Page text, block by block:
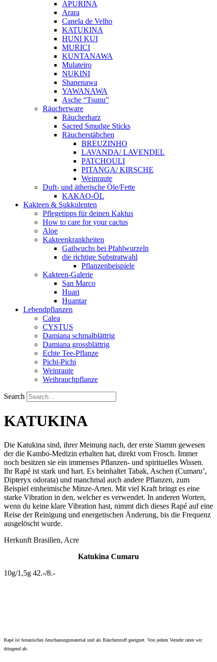
APURINA
Arara
Canela de Velho
KATUKINA
HUNI KUI
MURICI
KUNTANAWA
Mulateiro
NUKINI
Shanenawa
YAWANAWA
Asche “Tsunu”
Räucherware
Räucherharz
Sacred Smudge Sticks
Räucherstäbchen
BREUZINHO
LAVANDA/ LAVENDEL
PATCHOULI
PITANGA/ KIRSCHE
Weinraute
Duft- und ätherische Öle/Fette
KAKAO-ÖL
Kakteen & Sukkulenten
Pflegetipps für deinen Kaktus
How to care for your cactus
Aloe
Kakteenkrankheiten
Gailwuchs bei Pfahlwurzeln
die richtige Substratwahl
Pflanzenbeispiele
Kakteen-Galerie
San Marco
Huari
Huantar
Lebendpflanzen
Calea
CYSTUS
Damiana schmalblättrig
Damiana grossblättrig
Echte Tee-Pflanze
Pichi-Pichi
Weinraute
Weihrauchpflanze
Search
KATUKINA
Die Katukina sind, ihrer Meinung nach, der erste Stamm gewesen
der die Kambo-Medizin erhalten hat, direkt vom Frosch. Immer
noch besitzen sie ein immenses Pflanzen- und spirituelles Wissen.
Ihr Rapé ist stark und hart. Es beinhaltet Tabak, Aschen (Cumaru’,
Dipteryx odorata) und manchmal auch andere Pflanzen, zum
Beispiel einheimische Minze-Arten. Mit viel Kraft bringt es eine
starke Vibration in den, welcher es verwendet. In anderen Worten,
wenn du keine klare Vibration hast, nimmt dich dieses Rapé auf eine
Reise der Reinigung und energetischen Änderung, bis die Frequenz
ausgelöscht wurde.
Herkunft Brasilien, Acre
Katukina Cumaru
10g/1,5g 42.-/8.-
Rapé ist botanisches Anschauungsmaterial und als Räucherstoff geeignet. Von jedem Verzehr raten wir
dringend ab.